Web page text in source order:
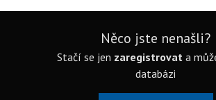
Něco jste nenašli?
Stačí se jen zaregistrovat a
databázi